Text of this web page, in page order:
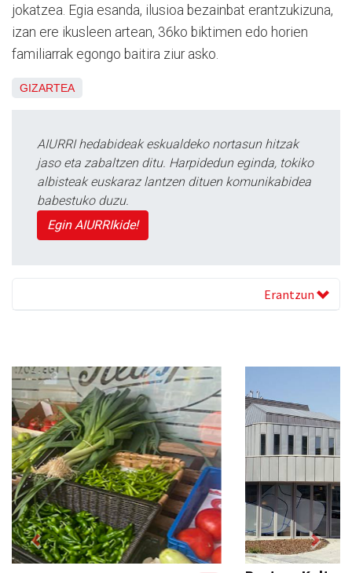
jokatzea. Egia esanda, ilusioa bezainbat erantzukizuna,
izan ere ikusleen artean, 36ko biktimen edo horien
familiarrak egongo baitira ziur asko.
GIZARTEA
AIURRI hedabideak eskualdeko nortasun hitzak
jaso eta zabaltzen ditu. Harpidedun eginda, tokiko
albisteak euskaraz lantzen dituen komunikabidea
babestuko duzu.
Egin AIURRIkide!
Erantzun
Previous Next